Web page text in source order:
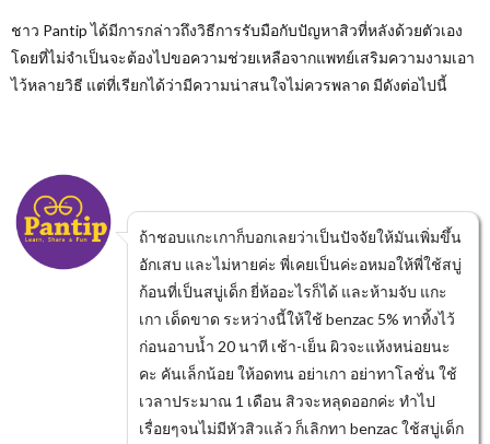
ชาว Pantip ได้มีการกล่าวถึงวิธีการรับมือกับปัญหาสิวที่หลังด้วยตัวเอง
โดยที่ไม่จำเป็นจะต้องไปขอความช่วยเหลือจากแพทย์เสริมความงามเอา
ไว้หลายวิธี แต่ที่เรียกได้ว่ามีความน่าสนใจไม่ควรพลาด มีดังต่อไปนี้
ถ้าชอบแกะเกาก็บอกเลยว่าเป็นปัจจัยให้มันเพิ่มขึ้น
อักเสบ และไม่หายค่ะ พี่เคยเป็นค่ะอหมอให้พี่ใช้สบู่
ก้อนที่เป็นสบู่เด็ก ยี่ห้ออะไรก็ได้ และห้ามจับ แกะ
เกา เด็ดขาด ระหว่างนี้ให้ใช้ benzac 5% ทาทิ้งไว้
ก่อนอาบน้ำ 20 นาที เช้า-เย็น ผิวจะแห้งหน่อยนะ
คะ คันเล็กน้อย ให้อดทน อย่าเกา อย่าทาโลชั่น ใช้
เวลาประมาณ 1 เดือน สิวจะหลุดออกค่ะ ทำไป
เรื่อยๆจนไม่มีหัวสิวแล้ว ก็เลิกทา benzac ใช้สบู่เด็ก